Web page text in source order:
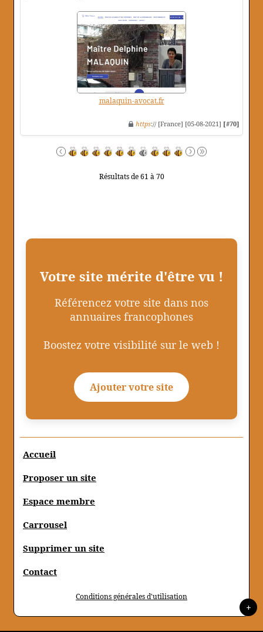
malaquin-avocat.fr
https:// [France] [05-08-2021] [#70]
Résultats de 61 à 70
Votre site mérite d'être vu !
Référencez votre site dans nos
annuaires francophones
Boostez votre visibilité sur le web !
Ajouter votre site
Accueil
Proposer un site
Espace membre
Carrousel
Supprimer un site
Contact
Conditions générales d'utilisation
+